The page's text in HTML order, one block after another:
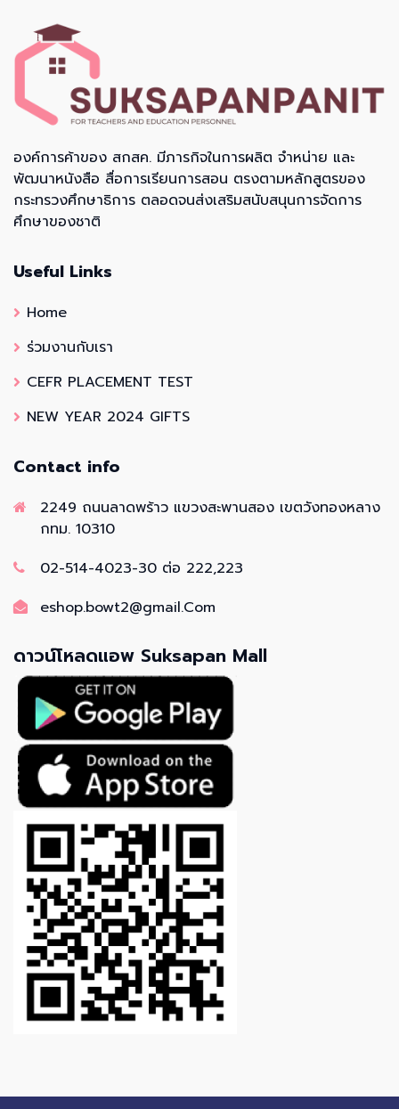
องค์การค้าของ สกสค. มีภารกิจในการผลิต จำหน่าย และ
พัฒนาหนังสือ สื่อการเรียนการสอน ตรงตามหลักสูตรของ
กระทรวงศึกษาธิการ ตลอดจนส่งเสริมสนับสนุนการจัดการ
ศึกษาของชาติ
Useful Links
Home
ร่วมงานกับเรา
CEFR PLACEMENT TEST
NEW YEAR 2024 GIFTS
Contact info
2249 ถนนลาดพร้าว แขวงสะพานสอง เขตวังทองหลาง
กทม. 10310
02-514-4023-30 ต่อ 222,223
eshop.bowt2@gmail.Com
ดาวน์โหลดแอพ Suksapan Mall